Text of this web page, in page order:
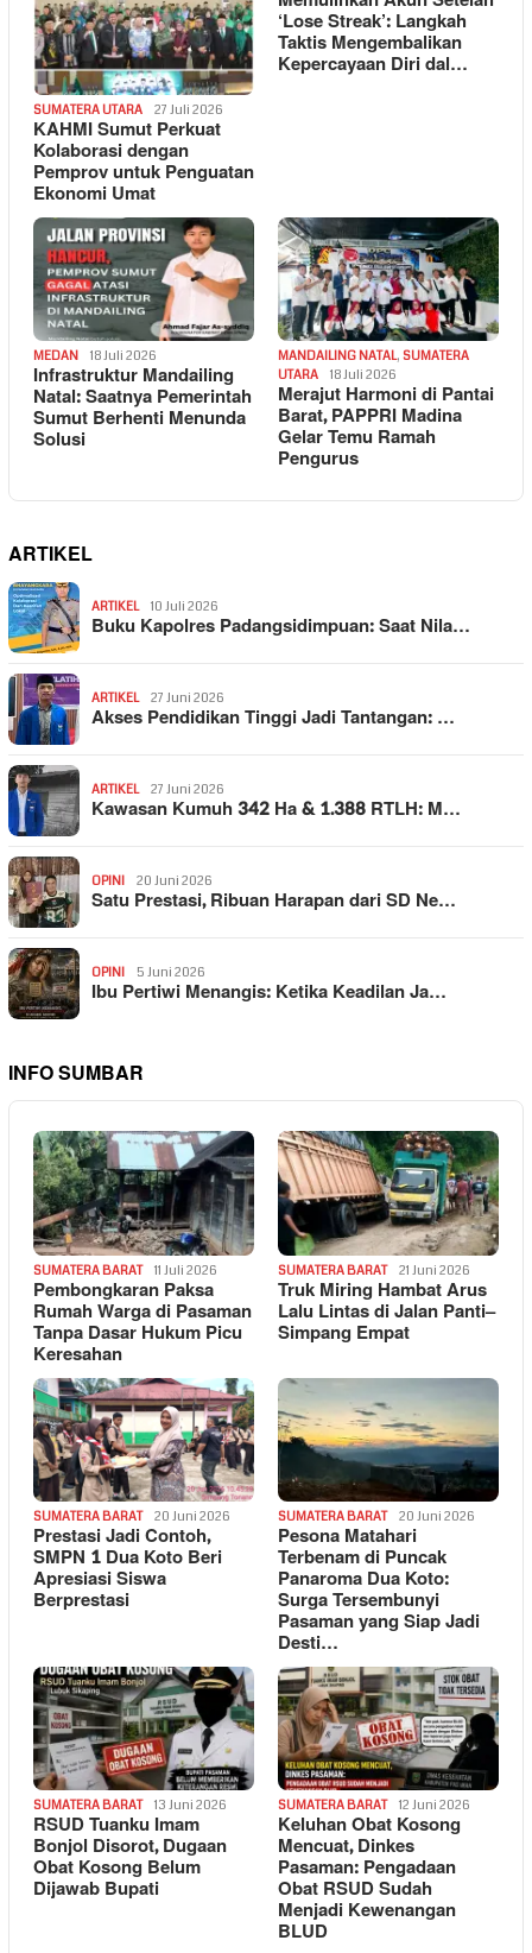
SUMATERA UTARA 27 Juli 2026
KAHMI Sumut Perkuat
Kolaborasi dengan
Pemprov untuk Penguatan
Ekonomi Umat
‘Lose Streak’: Langkah
Taktis Mengembalikan
Kepercayaan Diri dal…
MEDAN 18 Juli 2026
Infrastruktur Mandailing
Natal: Saatnya Pemerintah
Sumut Berhenti Menunda
Solusi
MANDAILING NATAL, SUMATERA
UTARA
18 Juli 2026
Merajut Harmoni di Pantai
Barat, PAPPRI Madina
Gelar Temu Ramah
Pengurus
ARTIKEL
ARTIKEL 10 Juli 2026
Buku Kapolres Padangsidimpuan: Saat Nila…
ARTIKEL 27 Juni 2026
Akses Pendidikan Tinggi Jadi Tantangan: …
ARTIKEL 27 Juni 2026
Kawasan Kumuh 342 Ha & 1.388 RTLH: M…
OPINI 20 Juni 2026
Satu Prestasi, Ribuan Harapan dari SD Ne…
OPINI 5 Juni 2026
Ibu Pertiwi Menangis: Ketika Keadilan Ja…
INFO SUMBAR
SUMATERA BARAT 11 Juli 2026
Pembongkaran Paksa
Rumah Warga di Pasaman
Tanpa Dasar Hukum Picu
Keresahan
SUMATERA BARAT 21 Juni 2026
Truk Miring Hambat Arus
Lalu Lintas di Jalan Panti–
Simpang Empat
SUMATERA BARAT 20 Juni 2026
Prestasi Jadi Contoh,
SMPN 1 Dua Koto Beri
Apresiasi Siswa
Berprestasi
SUMATERA BARAT 20 Juni 2026
Pesona Matahari
Terbenam di Puncak
Panaroma Dua Koto:
Surga Tersembunyi
Pasaman yang Siap Jadi
Desti…
SUMATERA BARAT 13 Juni 2026
RSUD Tuanku Imam
Bonjol Disorot, Dugaan
Obat Kosong Belum
Dijawab Bupati
SUMATERA BARAT 12 Juni 2026
Keluhan Obat Kosong
Mencuat, Dinkes
Pasaman: Pengadaan
Obat RSUD Sudah
Menjadi Kewenangan
BLUD